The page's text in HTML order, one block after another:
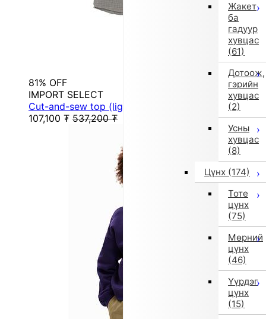
Жакет
ба
гадуур
хувцас
(61)
Дотоож,
гэрийн
хувцас
(2)
Усны
хувцас
(8)
Цүнх (174)
Тоте
цүнх
(75)
Мөрний
цүнх
(46)
Үүрдэг
цүнх
(15)
81% OFF
IMPORT SELECT
Cut-and-sew top (lightweight, gray)
107,100 ₮ 537,200 ₮